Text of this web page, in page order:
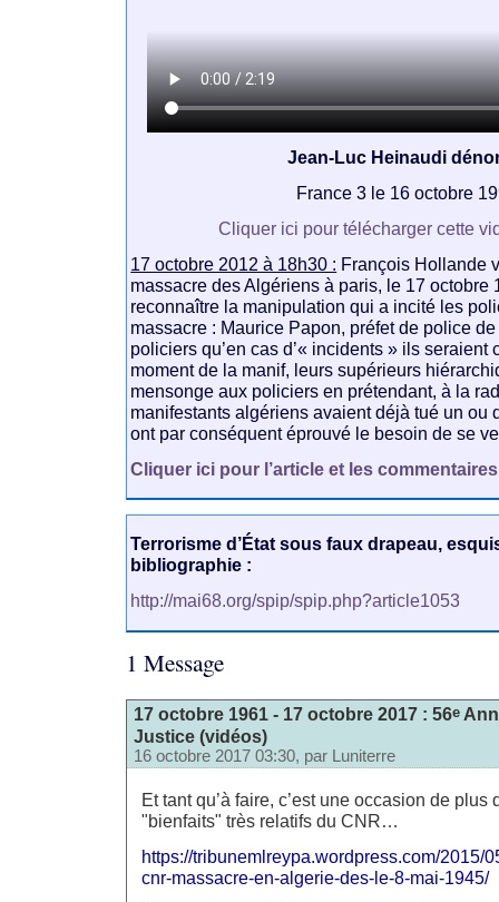
Jean-Luc Heinaudi
France 3 le 16 octobre
Cliquer ici pour télécharger cette
17 octobre 2012 à 18h30 : François Hollande
massacre des Algériens à paris, le 17 octobre
reconnaître la manipulation qui a incité les
massacre : Maurice Papon, préfet de police
policiers qu’en cas d’« incidents » ils seraient
moment de la manif, leurs supérieurs
mensonge aux policiers en prétendant, à la
manifestants algériens avaient déjà tué un ou
ont par conséquent éprouvé le besoin de se
Cliquer ici pour l’article et les
Terrorisme d’État sous faux drapeau,
bibliographie :
http://mai68.org/spip/spip.php?article1053
1 Message
17 octobre 1961 - 17 octobre 2017 : 56e
Justice (vidéos)
16 octobre 2017 03:30, par Luniterre
Et tant qu’à faire, c’est une occasion de plus
"bienfaits" très relatifs du CNR…
https://tribunemlreypa.wordpress.com/2015/
cnr-massacre-en-algerie-des-le-8-mai-1945/